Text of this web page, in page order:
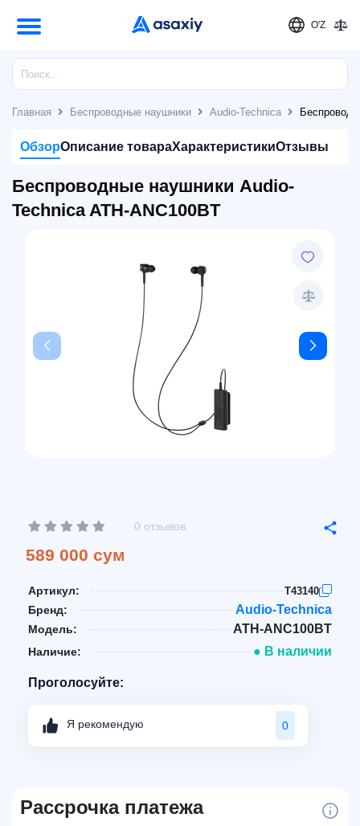
O'Z
Главная Беспроводные наушники Audio-Technica
ОбзорОписание товараХарактеристикиОтзывы
Беспроводные наушники Audio-
Technica ATH-ANC100BT
0 отзывов
589 000 сум
Артикул: T43140
Бренд: Audio-Technica
Модель: ATH-ANC100BT
Наличие: ● В наличии
Проголосуйте:
Я рекомендую 0
Рассрочка платежа